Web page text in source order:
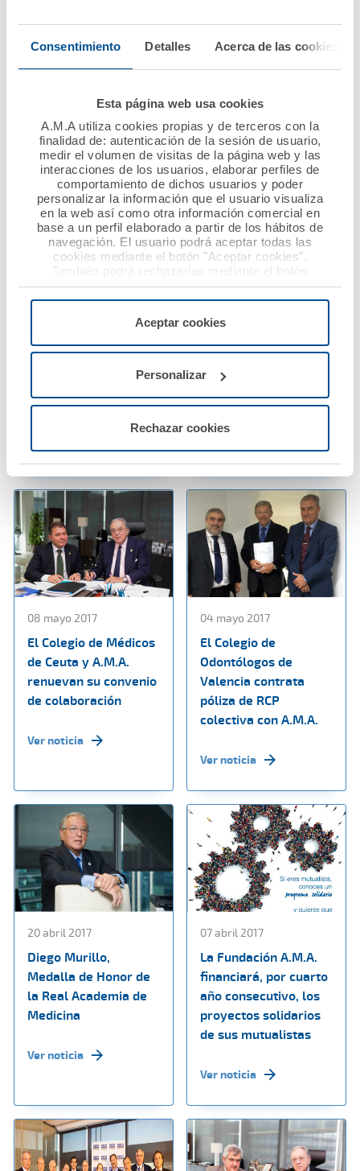
Consentimiento Detalles Acerca de las cookies
Esta página web usa cookies
A.M.A utiliza cookies propias y de terceros con la
finalidad de: autenticación de la sesión de usuario,
medir el volumen de visitas de la página web y las
interacciones de los usuarios, elaborar perfiles de
comportamiento de dichos usuarios y poder
personalizar la información que el usuario visualiza
en la web así como otra información comercial en
base a un perfil elaborado a partir de los hábitos de
navegación. El usuario podrá aceptar todas las
cookies mediante el botón "Aceptar cookies".
También podrá rechazarlas mediante el botón
"Rechazar", donde se rechazarán todas las cookies
menos las necesarias para permitir el acceso a los
configurarlas usando el botón “Personalizar".
Aceptar cookies
Personalizar
Rechazar cookies
20,3 millones de
euros
de colaboración
12 mayo 2017
Enfermería de Teruel
firma una póliza
colectiva de decesos
12 mayo 2017
Ópticos-
Optometristas de
su convenio de
colaboración
08 mayo 2017
El Colegio de Médicos
de Ceuta y A.M.A.
renuevan su convenio
de colaboración
Ver noticia
04 mayo 2017
El Colegio de
Odontólogos de
Valencia contrata
póliza de RCP
colectiva con A.M.A.
Ver noticia
20 abril 2017
Diego Murillo,
Medalla de Honor de
la Real Academia de
Medicina
Ver noticia
07 abril 2017
La Fundación A.M.A.
financiará, por cuarto
año consecutivo, los
proyectos solidarios
de sus mutualistas
Ver noticia